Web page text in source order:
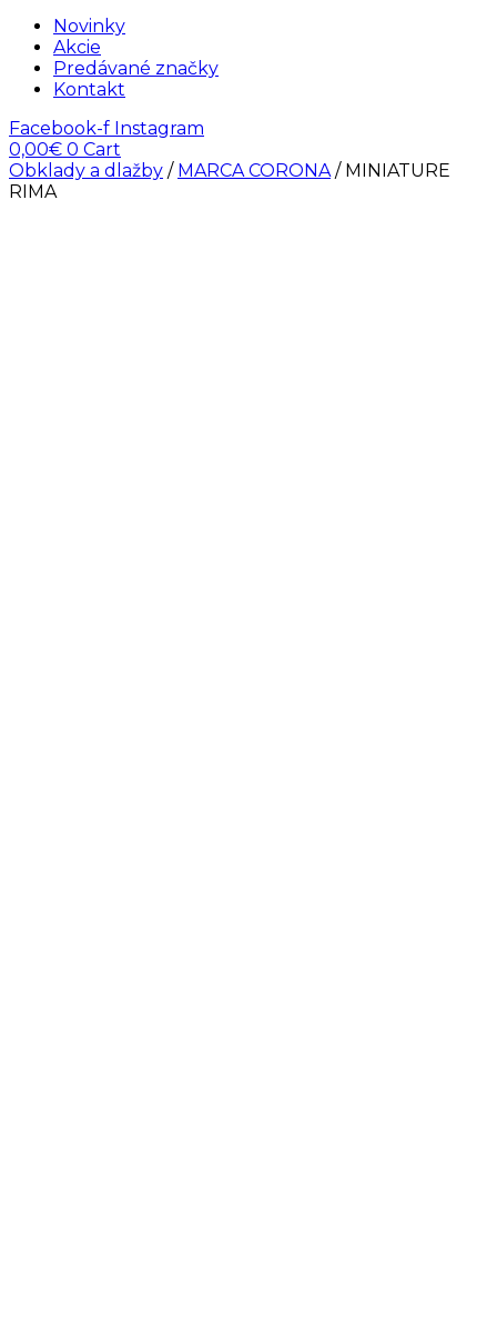
Novinky
Akcie
Predávané značky
Kontakt
Facebook-f Instagram
0,00€ 0 Cart
Obklady a dlažby / MARCA CORONA/ MINIATURE
RIMA